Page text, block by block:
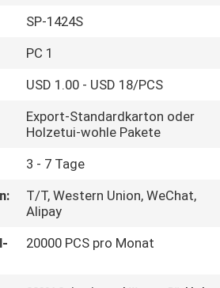
SP-1424S
PC 1
USD 1.00 - USD 18/PCS
Export-Standardkarton oder
Holzetui-wohle Pakete
3 - 7 Tage
T/T, Western Union, WeChat,
Alipay
20000 PCS pro Monat